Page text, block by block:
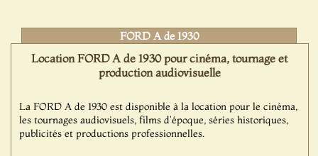
FORD A de 1930
Location FORD A de 1930 pour cinéma, tournage et
production audiovisuelle
La FORD A de 1930 est disponible à la location pour le cinéma,
les tournages audiovisuels, films d'époque, séries historiques,
publicités et productions professionnelles.